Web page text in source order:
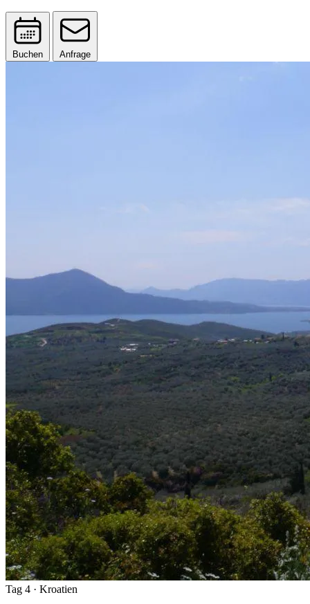
Buchen Anfrage
Tag 4 · Kroatien